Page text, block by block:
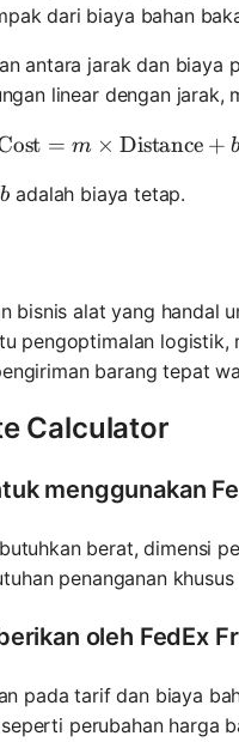
dari biaya bahan
antara jarak dan biaya
linear dengan jarak,
\text{Cost}
= m × Distance + b
b
b adalah biaya tetap.
bisnis alat yang handal
pengoptimalan
barang tepat
Calculator
menggunakan
berat, dimensi
penanganan
oleh FedEx
pada tarif dan biaya
perubahan harga